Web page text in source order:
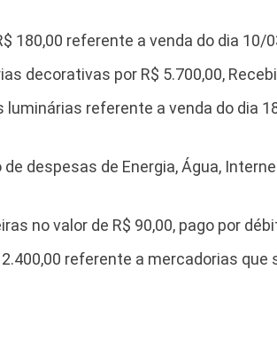
180,00 referente a venda do dia 10/
decorativas por R$ 5.700,00,
referente a venda do dia
despesas de Energia, Água,
no valor de R$ 90,00, pago por
referente a mercadorias